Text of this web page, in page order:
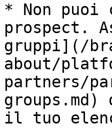
* Non puoi
prospect.
gruppi](/
about/
partners/
il tuo